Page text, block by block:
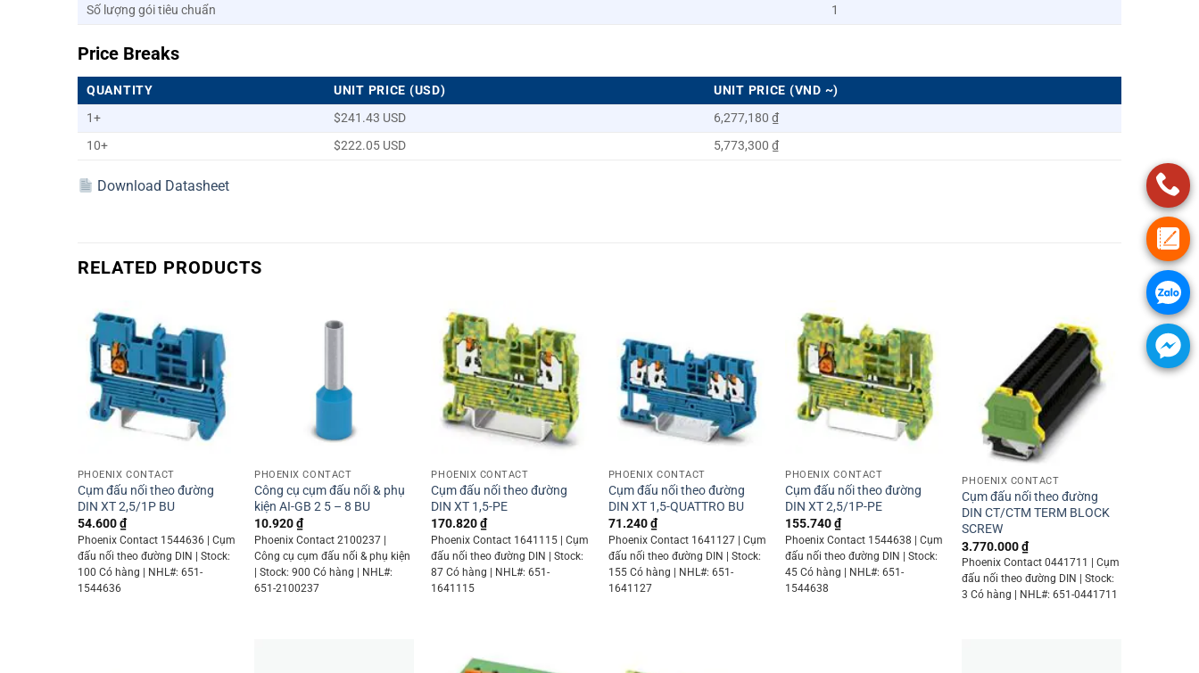
Số lượng gói tiêu chuẩn
1
Price Breaks
QUANTITY UNIT PRICE (USD)
UNIT PRICE (VND ~)
1+
$241.43 USD
6,277,180 ₫
10+
$222.05 USD 5,773,300 ₫
Download Datasheet
RELATED PRODUCTS
PHOENIX CONTACT
Cụm đấu nối theo đường
DIN XT 2,5/1P BU
54.600₫
Phoenix Contact 1544636 | Cụm
đấu nối theo đường DIN | Stock:
100 Có hàng | NHL#: 651-
1544636
PHOENIX CONTACT
Công cụ cụm đấu nối & phụ
kiện AI-GB 2 5 – 8 BU
10.920₫
Phoenix Contact 2100237 |
Công cụ cụm đấu nối & phụ kiện
| Stock: 900 Có hàng | NHL#:
651-2100237
PHOENIX CONTACT
Cụm đấu nối theo đường
DIN XT 1,5-PE
170.820₫
Phoenix Contact 1641115 | Cụm
đấu nối theo đường DIN | Stock:
87 Có hàng | NHL#: 651-
1641115
PHOENIX CONTACT
Cụm đấu nối theo đường
DIN XT 1,5-QUATTRO BU
71.240₫
Phoenix Contact 1641127 | Cụm
đấu nối theo đường DIN | Stock:
155 Có hàng | NHL#: 651-
1641127
PHOENIX CONTACT
Cụm đấu nối theo đường
DIN XT 2,5/1P-PE
155.740₫
Phoenix Contact 1544638 | Cụm
đấu nối theo đường DIN | Stock:
45 Có hàng | NHL#: 651-
1544638
PHOENIX CONTACT
Cụm đấu nối theo đường
DIN CT/CTM TERM BLOCK
SCREW
3.770.000₫
Phoenix Contact 0441711 | Cụm
đấu nối theo đường DIN | Stock:
3 Có hàng | NHL#: 651-0441711